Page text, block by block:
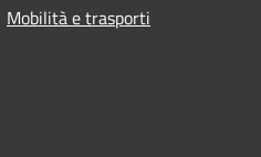
Mobilità e trasporti